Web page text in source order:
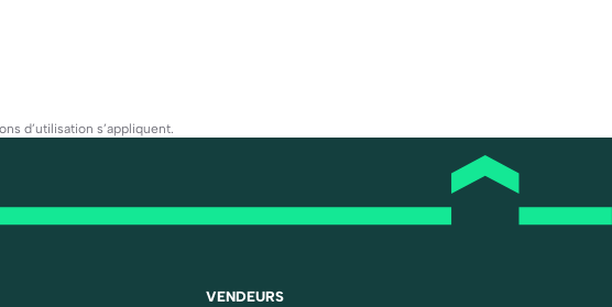
d’utilisation s’appliquent.
VENDEURS